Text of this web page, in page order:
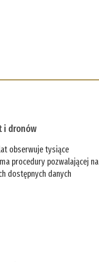
i dronów
obserwuje tysiące
procedury pozwalającej na
dostępnych danych